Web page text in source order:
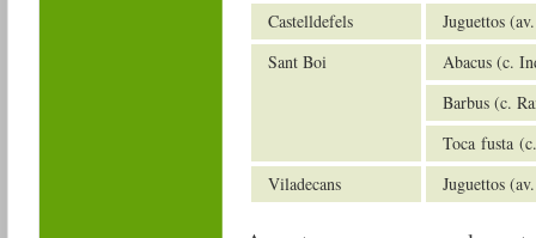
Castelldefels
Juguettos
Sant Boi
Abacus (c.
Barbus (c.
Toca fusta
Viladecans
Juguettos